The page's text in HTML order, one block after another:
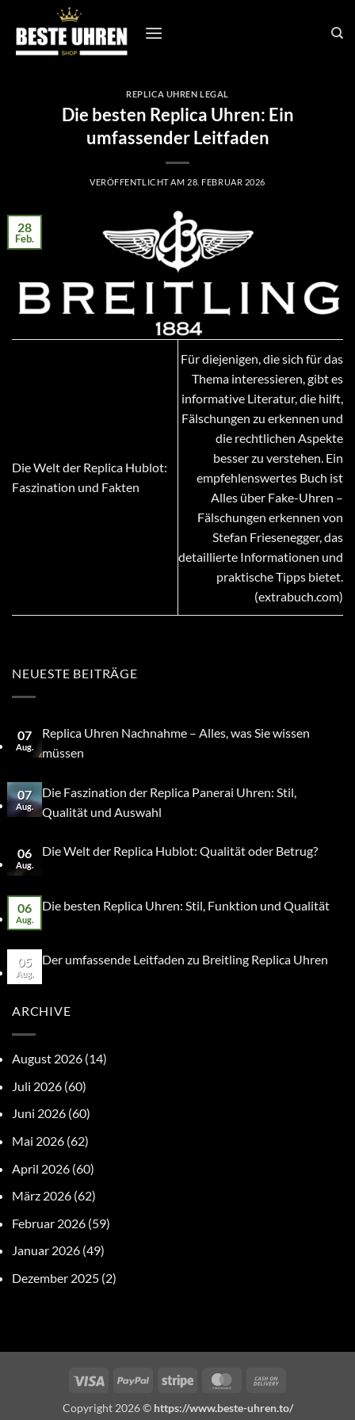
Inhalt
springen
REPLICA UHREN LEGAL
Die besten Replica Uhren: Ein
umfassender Leitfaden
VERÖFFENTLICHT AM 28. FEBRUAR 2026
28
Feb.
Die Welt der Replica Hublot:
Faszination und Fakten
Für diejenigen, die sich für das
Thema interessieren, gibt es
informative Literatur, die hilft,
Fälschungen zu erkennen und
die rechtlichen Aspekte
besser zu verstehen. Ein
empfehlenswertes Buch ist
Alles über Fake-Uhren –
Fälschungen erkennen von
Stefan Friesenegger, das
detaillierte Informationen und
praktische Tipps bietet.
(extrabuch.com)
NEUESTE BEITRÄGE
07
Aug.
Replica Uhren Nachnahme – Alles, was Sie wissen
müssen
07
Aug.
Die Faszination der Replica Panerai Uhren: Stil,
Qualität und Auswahl
06
Aug.
Die Welt der Replica Hublot: Qualität oder Betrug?
06
Aug.
Die besten Replica Uhren: Stil, Funktion und Qualität
05
Aug.
Der umfassende Leitfaden zu Breitling Replica Uhren
ARCHIVE
August 2026 (14)
Juli 2026 (60)
Juni 2026 (60)
Mai 2026 (62)
April 2026 (60)
März 2026 (62)
Februar 2026 (59)
Januar 2026 (49)
Dezember 2025 (2)
Visa PayPal Stripe MasterCard
Delivery
Copyright 2026 © https://www.beste-uhren.to/